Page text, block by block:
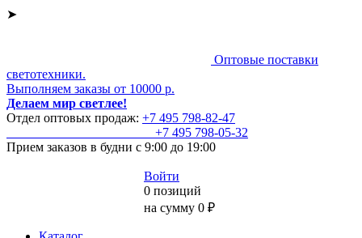
➤
Оптовые поставки
светотехники.
Выполняем заказы от 10000 р.
Делаем мир светлее!
Отдел оптовых продаж: +7 495 798-82-47
+7 495 798-05-32
Прием заказов в будни с 9:00 до 19:00
Войти
0 позиций
на сумму 0 ₽